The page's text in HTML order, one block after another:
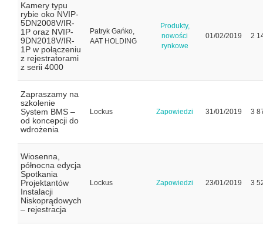
Kamery typu
rybie oko NVIP-
5DN2008V/IR-
1P oraz NVIP-
9DN2018V/IR-
1P w połączeniu
z rejestratorami
z serii 4000
Patryk Gańko,
AAT HOLDING
Produkty,
nowości
rynkowe
01/02/2019 2
Zapraszamy na
szkolenie
System BMS –
od koncepcji do
wdrożenia
Lockus Zapowiedzi 31/01/2019 3
Wiosenna,
północna edycja
Spotkania
Projektantów
Instalacji
Niskoprądowych
– rejestracja
Lockus Zapowiedzi 23/01/2019 3